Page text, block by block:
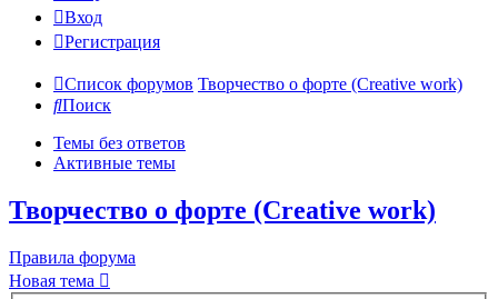
Вход
Регистрация
Список форумов Творчество о форте (Creative work)
Поиск
Темы без ответов
Активные темы
Творчество о форте (Creative work)
Правила форума
Новая тема